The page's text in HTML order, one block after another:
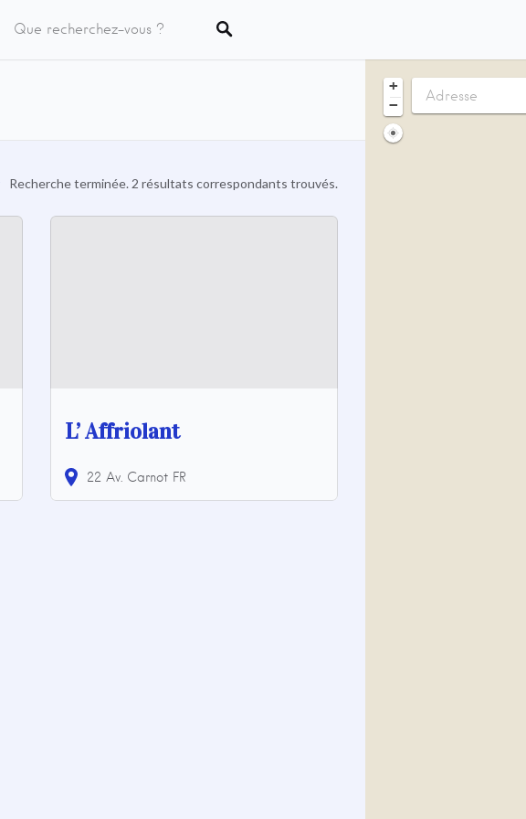
Recherche terminée. 2 résultats correspondants trouvés.
L’ Affriolant
22 Av. Carnot FR
+
−